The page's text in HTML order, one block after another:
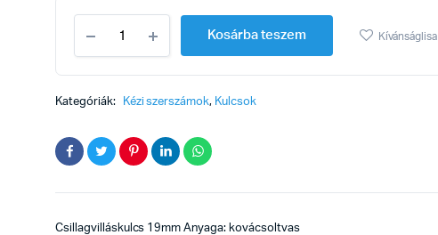
19mm
quantity
Kosárba teszem Kívánságlisa
Kategóriák: Kézi szerszámok, Kulcsok
Csillagvilláskulcs 19mm Anyaga: kovácsoltvas